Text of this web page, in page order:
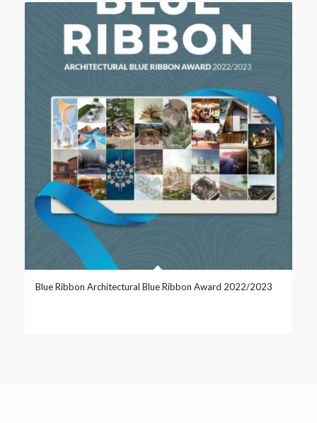
Blue Ribbon Architectural Blue Ribbon Award 2022/2023